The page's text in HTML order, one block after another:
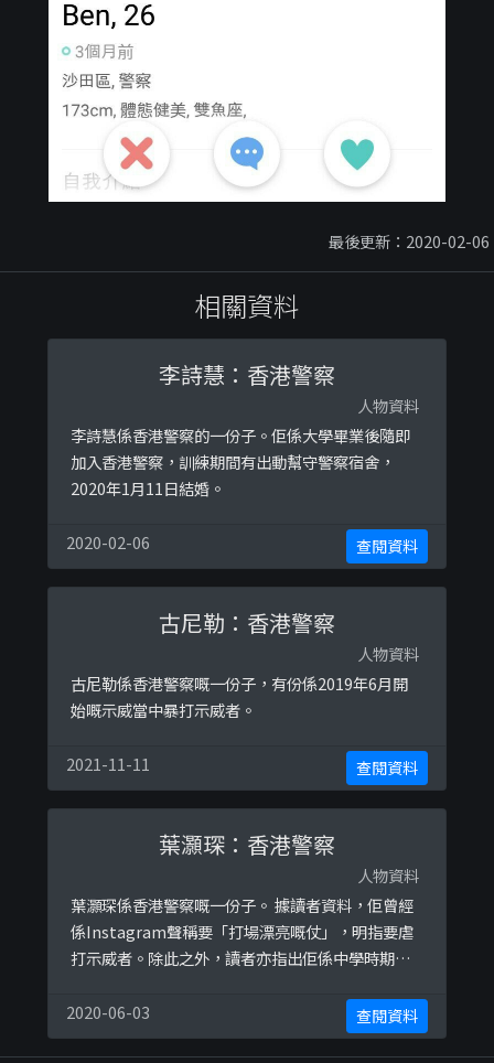
最後更新：2020-02-06
相關資料
李詩慧：香港警察
人物資料
李詩慧係香港警察的一份子。佢係大學畢業後隨即
加入香港警察，訓練期間有出動幫守警察宿舍，
2020年1月11日結婚。
2020-02-06 查閱資料
古尼勒：香港警察
人物資料
古尼勒係香港警察嘅一份子，有份係2019年6月開
始嘅示威當中暴打示威者。
2021-11-11 查閱資料
葉灝琛：香港警察
人物資料
葉灝琛係香港警察嘅一份子。 據讀者資料，佢曾經
係Instagram聲稱要「打場漂亮嘅仗」，明指要虐
打示威者。除此之外，讀者亦指出佢係中學時期幾
成員去蘭桂坊搵性伴侶。
2020-06-03 查閱資料